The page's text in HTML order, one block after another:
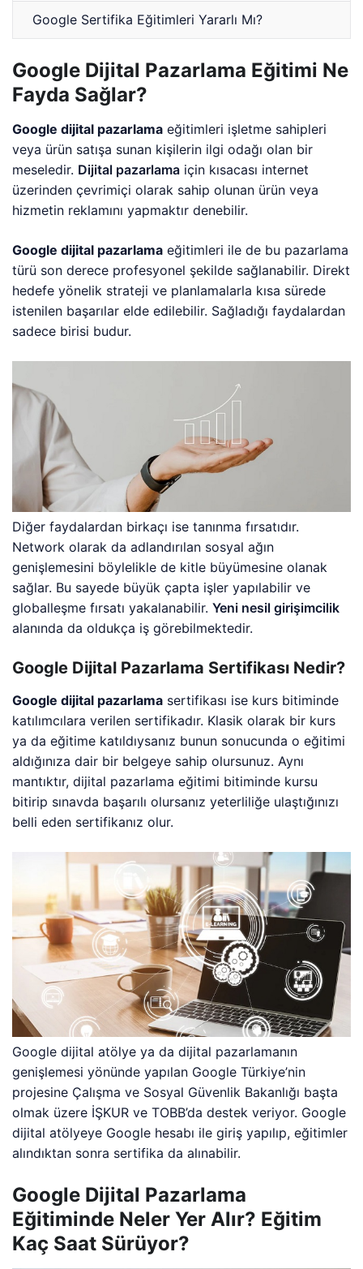
Google Sertifika Eğitimleri Yararlı Mı?
Google Dijital Pazarlama Eğitimi Ne
Fayda Sağlar?
Google dijital pazarlama eğitimleri işletme sahipleri
veya ürün satışa sunan kişilerin ilgi odağı olan bir
meseledir. Dijital pazarlama için kısacası internet
üzerinden çevrimiçi olarak sahip olunan ürün veya
hizmetin reklamını yapmaktır denebilir.
Google dijital pazarlama eğitimleri ile de bu pazarlama
türü son derece profesyonel şekilde sağlanabilir. Direkt
hedefe yönelik strateji ve planlamalarla kısa sürede
istenilen başarılar elde edilebilir. Sağladığı faydalardan
sadece birisi budur.
Diğer faydalardan birkaçı ise tanınma fırsatıdır.
Network olarak da adlandırılan sosyal ağın
genişlemesini böylelikle de kitle büyümesine olanak
sağlar. Bu sayede büyük çapta işler yapılabilir ve
globalleşme fırsatı yakalanabilir.Yeni nesil girişimcilik
alanında da oldukça iş görebilmektedir.
Google Dijital Pazarlama Sertifikası Nedir?
Google dijital pazarlama sertifikası ise kurs bitiminde
katılımcılara verilen sertifikadır. Klasik olarak bir kurs
ya da eğitime katıldıysanız bunun sonucunda o eğitimi
aldığınıza dair bir belgeye sahip olursunuz. Aynı
mantıktır, dijital pazarlama eğitimi bitiminde kursu
bitirip sınavda başarılı olursanız yeterliliğe ulaştığınızı
belli eden sertifikanız olur.
Google dijital atölye ya da dijital pazarlamanın
genişlemesi yönünde yapılan Google Türkiye’nin
projesine Çalışma ve Sosyal Güvenlik Bakanlığı başta
olmak üzere İŞKUR ve TOBB’da destek veriyor. Google
dijital atölyeye Google hesabı ile giriş yapılıp, eğitimler
alındıktan sonra sertifika da alınabilir.
Google Dijital Pazarlama
Eğitiminde Neler Yer Alır? Eğitim
Kaç Saat Sürüyor?